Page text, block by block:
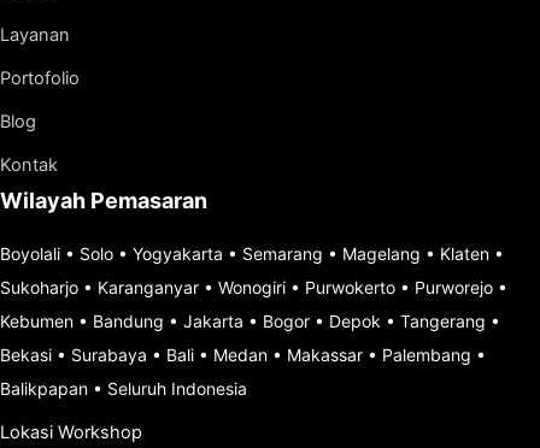
Layanan
Portofolio
Blog
Kontak
Wilayah Pemasaran
Boyolali • Solo • Yogyakarta • Semarang • Magelang • Klaten •
Sukoharjo • Karanganyar • Wonogiri • Purwokerto • Purworejo •
Kebumen • Bandung • Jakarta • Bogor • Depok • Tangerang •
Bekasi • Surabaya • Bali • Medan • Makassar • Palembang •
Balikpapan • Seluruh Indonesia
Lokasi Workshop